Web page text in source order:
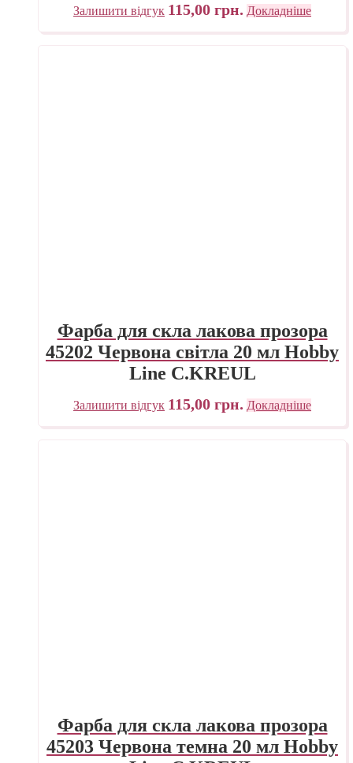
Залишити відгук 115,00 грн. Докладніше
Фарба для скла лакова прозора
45202 Червона світла 20 мл Hobby
Line C.KREUL
Залишити відгук 115,00 грн. Докладніше
Фарба для скла лакова прозора
45203 Червона темна 20 мл Hobby